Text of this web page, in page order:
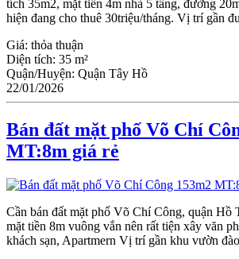
tích 35m2, mặt tiền 4m nhà 5 tầng, đường
hiện đang cho thuê 30triệu/tháng. Vị trí gần
Giá: thỏa thuận
Diện tích: 35 m²
Quận/Huyện: Quận Tây Hồ
22/01/2026
Bán đất mặt phố Võ Chí
MT:8m giá rẻ
Cần bán đất mặt phố Võ Chí Công, quận Hồ
mặt tiền 8m vuông vắn nên rất tiện xây văn
khách sạn, Apartmern Vị trí gần khu vườn